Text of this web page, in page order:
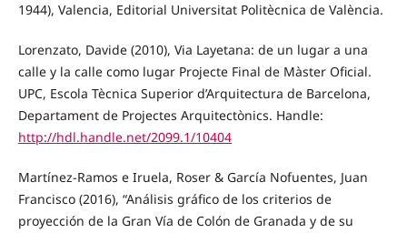
1944), Valencia, Editorial Universitat Politècnica de València.
Lorenzato, Davide (2010), Via Layetana: de un lugar a una
calle y la calle como lugar Projecte Final de Màster Oficial.
UPC, Escola Tècnica Superior d’Arquitectura de Barcelona,
Departament de Projectes Arquitectònics. Handle:
http://hdl.handle.net/2099.1/10404
Martínez-Ramos e Iruela, Roser & García Nofuentes, Juan
Francisco (2016), “Análisis gráfico de los criterios de
proyección de la Gran Vía de Colón de Granada y de su